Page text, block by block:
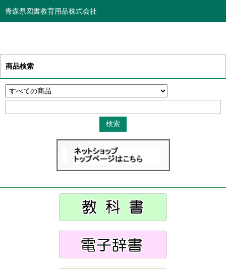
青森県図書教育用品株式会社
商品検索